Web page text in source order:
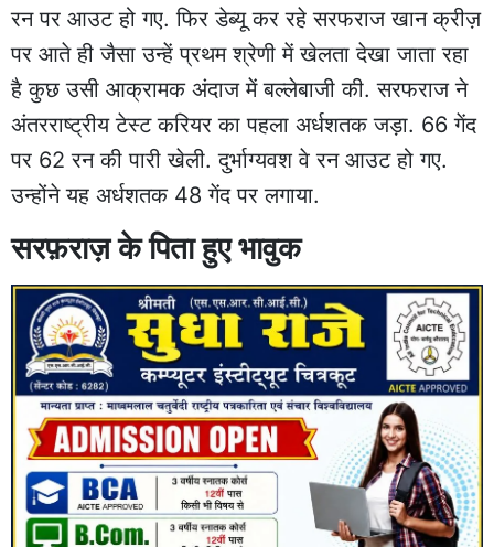
रन पर आउट हो गए. फिर डेब्यू कर रहे सरफराज खान क्रीज़
पर आते ही जैसा उन्हें प्रथम श्रेणी में खेलता देखा जाता रहा
है कुछ उसी आक्रामक अंदाज में बल्लेबाजी की. सरफराज ने
अंतरराष्ट्रीय टेस्ट करियर का पहला अर्धशतक जड़ा. 66 गेंद
पर 62 रन की पारी खेली. दुर्भाग्यवश वे रन आउट हो गए.
उन्होंने यह अर्धशतक 48 गेंद पर लगाया.
सरफ़राज़ के पिता हुए भावुक